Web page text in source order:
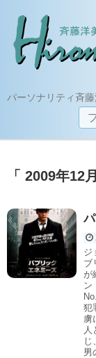
パーソナリティ斉
「 2009年12
ジ
ブ
が
ン
犯
虜
男